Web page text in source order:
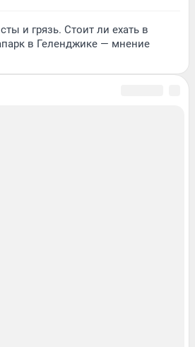
и грязь. Стоит ли ехать в
в Геленджике — мнение